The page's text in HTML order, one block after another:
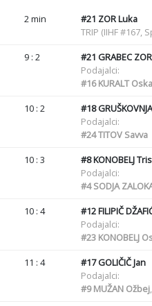
2 min #21 ZOR Luka
TRIP (IIHF #167,
9 : 2 #21 GRABEC
Podajalci:
#16KURALT
10 : 2 #18
Podajalci:
#24TITOV Savva
10 : 3 #8KONOBELJ
Podajalci:
#4SODJA
10 : 4 #12FILIPIČ
Podajalci:
#23KONOBELJ
11 : 4 #17GOLIČIČ Jan
Podajalci:
#9MUŽAN Ožbej,